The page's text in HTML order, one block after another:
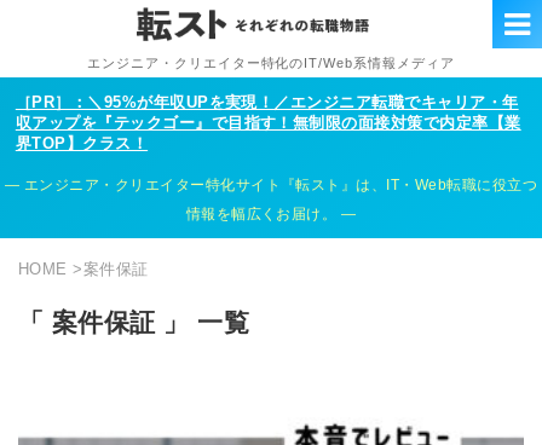
エンジニア・クリエイター特化のIT/Web系情報メディア
［PR］：＼95%が年収UPを実現！／エンジニア転職でキャリア・年
収アップを『テックゴー』で目指す！無制限の面接対策で内定率【業
界TOP】クラス！
エンジニア・クリエイター特化サイト『転スト』は、IT・Web転職に役立つ
情報を幅広くお届け。
HOME >案件保証
「 案件保証 」 一覧